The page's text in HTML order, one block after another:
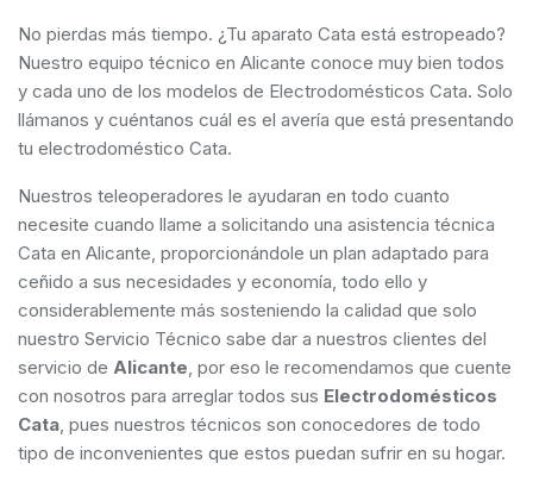
No pierdas más tiempo. ¿Tu aparato Cata está estropeado?
Nuestro equipo técnico en Alicante conoce muy bien todos
y cada uno de los modelos de Electrodomésticos Cata. Solo
llámanos y cuéntanos cuál es el avería que está presentando
tu electrodoméstico Cata.
Nuestros teleoperadores le ayudaran en todo cuanto
necesite cuando llame a solicitando una asistencia técnica
Cata en Alicante, proporcionándole un plan adaptado para
ceñido a sus necesidades y economía, todo ello y
considerablemente más sosteniendo la calidad que solo
nuestro Servicio Técnico sabe dar a nuestros clientes del
servicio de Alicante, por eso le recomendamos que cuente
con nosotros para arreglar todos sus Electrodomésticos
Cata, pues nuestros técnicos son conocedores de todo
tipo de inconvenientes que estos puedan sufrir en su hogar.